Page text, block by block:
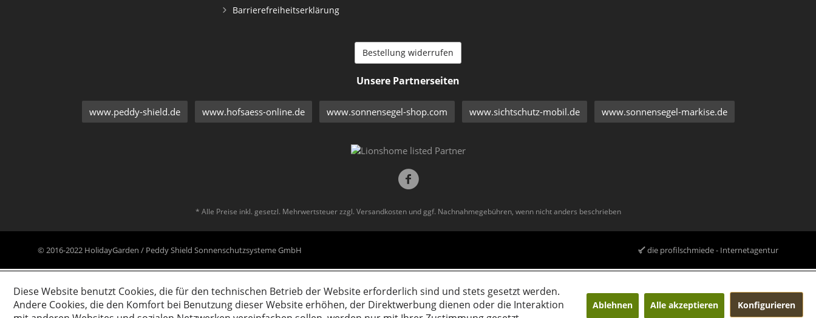
Barrierefreiheitserklärung
Bestellung widerrufen
Unsere Partnerseiten
www.peddy-shield.de www.hofsaess-online.de www.sonnensegel-shop.com www.sichtschutz-mobil.de www.sonnensegel-markise.de
* Alle Preise inkl. gesetzl. Mehrwertsteuer zzgl. Versandkostenund ggf. Nachnahmegebühren, wenn nicht anders beschrieben
© 2016-2022 HolidayGarden / Peddy Shield Sonnenschutzsysteme GmbH die profilschmiede - Internetagentur
Diese Website benutzt Cookies, die für den technischen Betrieb der Website erforderlich sind und stets gesetzt werden.
Andere Cookies, die den Komfort bei Benutzung dieser Website erhöhen, der Direktwerbung dienen oder die Interaktion
Ablehnen Alle akzeptieren Konfigurieren